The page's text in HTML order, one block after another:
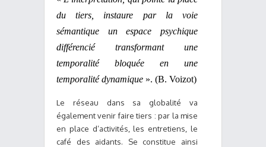
du tiers, instaure par la voie
sémantique un espace psychique
différencié transformant une
temporalité bloquée en une
temporalité dynamique ». (B. Voizot)
Le réseau dans sa globalité va
également venir faire tiers : par la mise
en place d’activités, les entretiens, le
café des aidants. Se constitue ainsi